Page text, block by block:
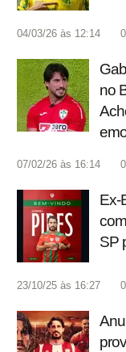
04/03/26 às 12:14 0
no
07/02/26 às 16:14 0
Ex-
SP
23/10/25 às 16:27 0